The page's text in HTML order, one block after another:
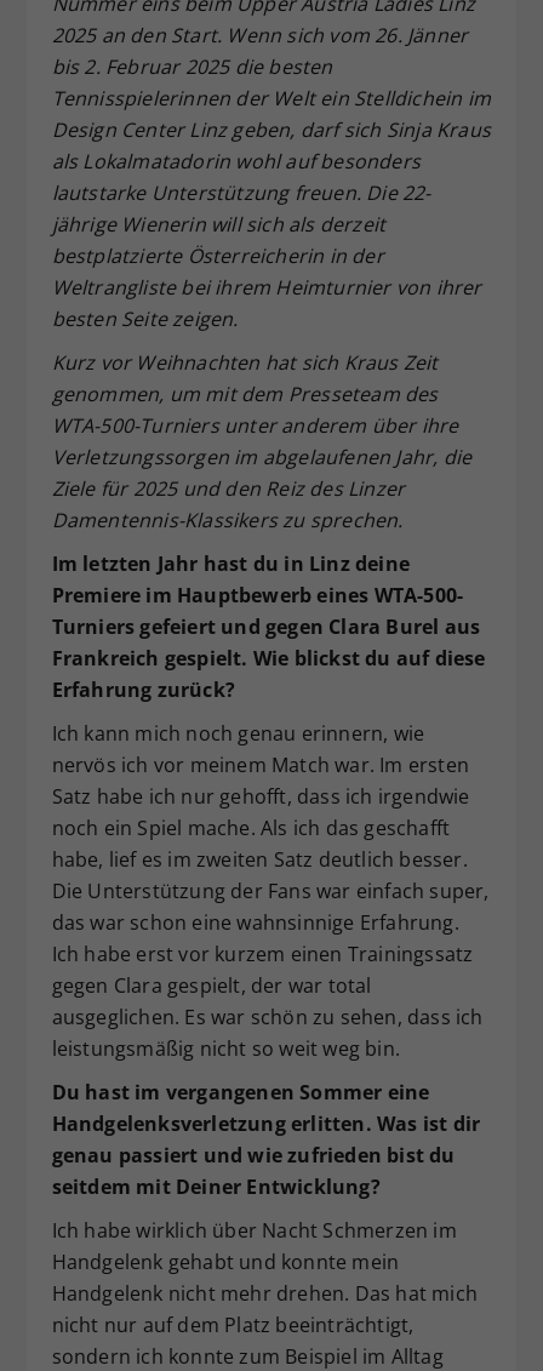
2025 an den Start. Wenn sich vom 26. Jänner
bis 2. Februar 2025 die besten
Tennisspielerinnen der Welt ein Stelldichein im
Design Center Linz geben, darf sich Sinja Kraus
als Lokalmatadorin wohl auf besonders
lautstarke Unterstützung freuen. Die 22-
jährige Wienerin will sich als derzeit
bestplatzierte Österreicherin in der
Weltrangliste bei ihrem Heimturnier von ihrer
besten Seite zeigen.
Kurz vor Weihnachten hat sich Kraus Zeit
genommen, um mit dem Presseteam des
WTA-500-Turniers unter anderem über ihre
Verletzungssorgen im abgelaufenen Jahr, die
Ziele für 2025 und den Reiz des Linzer
Damentennis-Klassikers zu sprechen.
Im letzten Jahr hast du in Linz deine
Premiere im Hauptbewerb eines WTA-500-
Turniers gefeiert und gegen Clara Burel aus
Frankreich gespielt. Wie blickst du auf diese
Erfahrung zurück?
Ich kann mich noch genau erinnern, wie
nervös ich vor meinem Match war. Im ersten
Satz habe ich nur gehofft, dass ich irgendwie
noch ein Spiel mache. Als ich das geschafft
habe, lief es im zweiten Satz deutlich besser.
Die Unterstützung der Fans war einfach super,
das war schon eine wahnsinnige Erfahrung.
Ich habe erst vor kurzem einen Trainingssatz
gegen Clara gespielt, der war total
ausgeglichen. Es war schön zu sehen, dass ich
leistungsmäßig nicht so weit weg bin.
Du hast im vergangenen Sommer eine
Handgelenksverletzung erlitten. Was ist dir
genau passiert und wie zufrieden bist du
seitdem mit Deiner Entwicklung?
Ich habe wirklich über Nacht Schmerzen im
Handgelenk gehabt und konnte mein
Handgelenk nicht mehr drehen. Das hat mich
nicht nur auf dem Platz beeinträchtigt,
sondern ich konnte zum Beispiel im Alltag
Zweck
Dieser Wert speichert Ihre Consent-
Einstellungen. Unter anderem eine
historische Speicherung Ihrer
vorgenommen Einstellungen, falls der
Webseiten-Betreiber dies eingestellt
hat.